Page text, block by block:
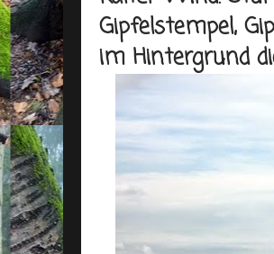
Gipfelstempel,
im Hintergrund